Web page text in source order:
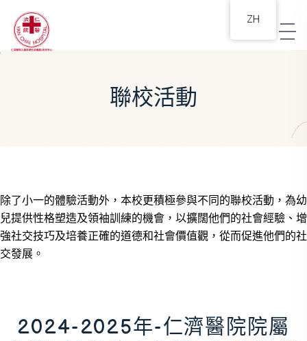
聯校活動
除了小一的體驗活動外，本校更積極參與不同的聯校活動，為幼
兒提供性格塑造及領袖訓練的機會，以擴闊他們的社會經驗、增
強社交技巧及培養正確的道德和社會價值觀，從而促進他們的社
交發展。
2024-2025年-仁濟醫院院屬
ZH